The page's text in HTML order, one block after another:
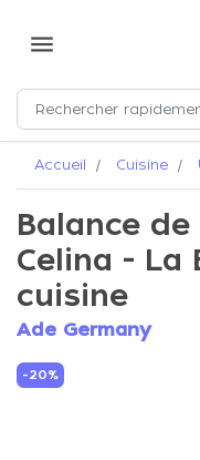
menu
Accueil Cuisine
Balance
Celina - La
cuisine
Ade Germany
-20%